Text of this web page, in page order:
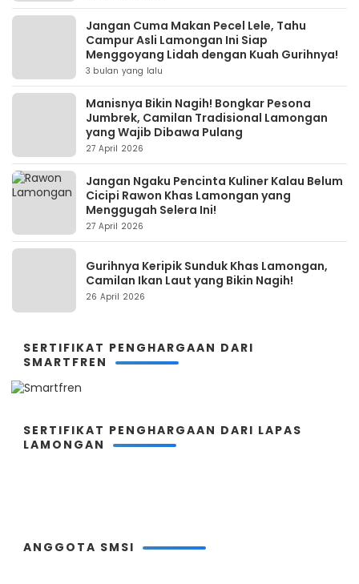
Jangan Cuma Makan Pecel Lele, Tahu
Campur Asli Lamongan Ini Siap
Menggoyang Lidah dengan Kuah Gurihnya!
3 bulan yang lalu
Manisnya Bikin Nagih! Bongkar Pesona
Jumbrek, Camilan Tradisional Lamongan
yang Wajib Dibawa Pulang
27 April 2026
Jangan Ngaku Pencinta Kuliner Kalau Belum
Cicipi Rawon Khas Lamongan yang
Menggugah Selera Ini!
27 April 2026
Gurihnya Keripik Sunduk Khas Lamongan,
Camilan Ikan Laut yang Bikin Nagih!
26 April 2026
SERTIFIKAT PENGHARGAAN DARI
SMARTFREN
SERTIFIKAT PENGHARGAAN DARI LAPAS
LAMONGAN
ANGGOTA SMSI